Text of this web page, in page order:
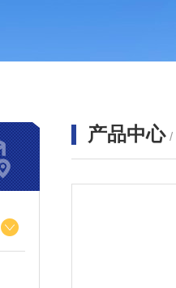
产品中心 /